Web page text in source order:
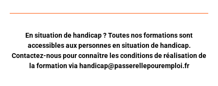
En situation de handicap ? Toutes nos formations sont
accessibles aux personnes en situation de handicap.
Contactez-nous pour connaître les conditions de réalisation de
la formation via handicap@passerellepouremploi.fr